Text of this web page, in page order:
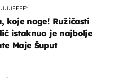
koje noge! Ružičasti
istaknuo je najbolje
Maje Šuput